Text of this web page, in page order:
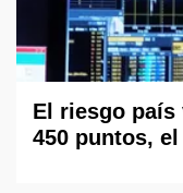
El riesgo
450 puntos,